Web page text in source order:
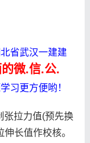
省武汉一建建
微.信.公.
习更方便哟！
张拉力值(预先换
长值作校核。